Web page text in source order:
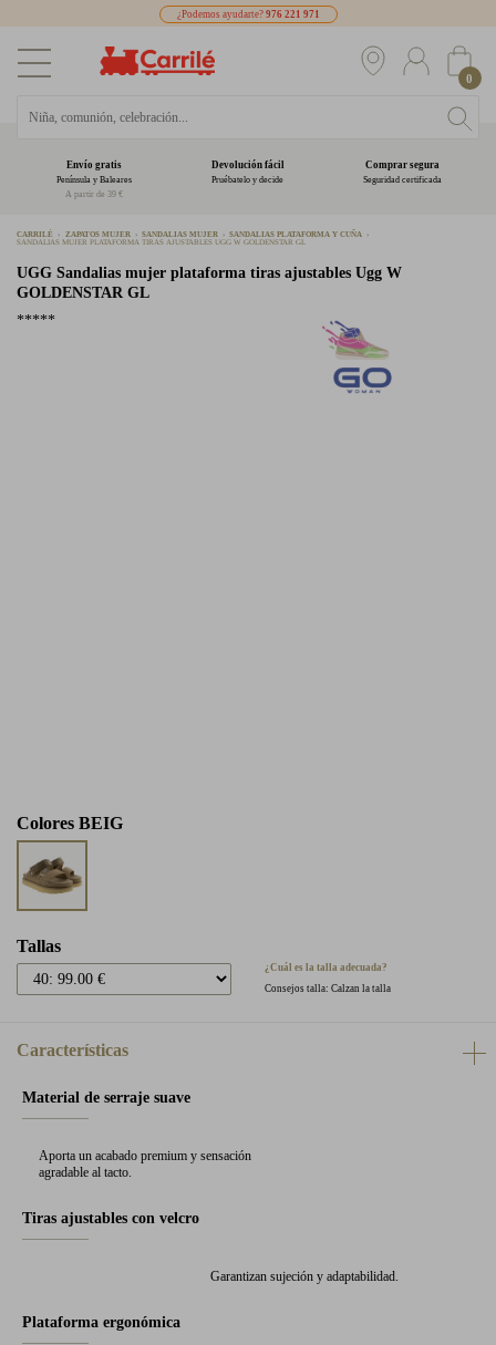
¿Podemos ayudarte? 976 221 971
0
Envío gratis
Península y Baleares
A partir de 39 €
Devolución fácil
Pruébatelo y decide
Comprar segura
Seguridad certificada
CARRILÉ ZAPATOS MUJER SANDALIAS MUJER
SANDALIAS PLATAFORMA Y CUÑA
SANDALIAS MUJER PLATAFORMA TIRAS AJUSTABLES UGG W GOLDENSTAR GL
UGG Sandalias mujer plataforma tiras ajustables Ugg W
GOLDENSTAR GL
*****
Colores BEIG
Tallas
¿Cuál es la talla adecuada?
Consejos talla: Calzan la talla
Características
Material de serraje suave
Aporta un acabado premium y sensación
agradable al tacto.
Tiras ajustables con velcro
Garantizan sujeción y adaptabilidad.
Plataforma ergonómica